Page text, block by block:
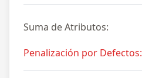
Suma de Atributos:
Penalización por Defectos: